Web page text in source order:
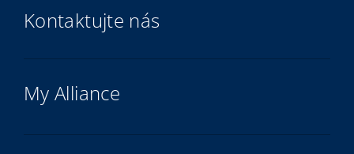
Kontaktujte nás
My Alliance